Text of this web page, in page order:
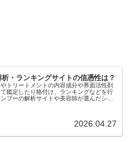
・ランキングサイトの信憑性は？
トリートメントの内容成分や界面活性剤
鑑定したり格付け、ランキングなどを行
プーの解析サイトや美容師が選んだシャ
2026.04.27